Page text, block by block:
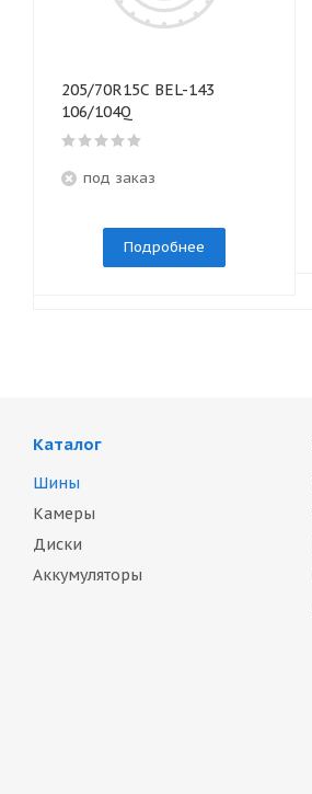
205/70R15C BEL-143
106/104Q
под заказ
Подробнее
Каталог
Шины
Камеры
Диски
Аккумуляторы